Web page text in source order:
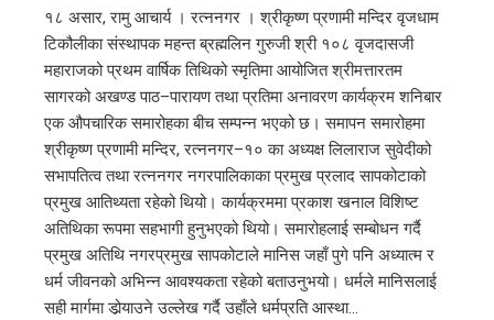
१८ असार, रामु आचार्य । रत्ननगर । श्रीकृष्ण प्रणामी मन्दिर वृजधाम
टिकौलीका संस्थापक महन्त ब्रह्मलिन गुरुजी श्री १०८ वृजदासजी
महाराजको प्रथम वार्षिक तिथिको स्मृतिमा आयोजित श्रीमत्तारतम
सागरको अखण्ड पाठ–पारायण तथा प्रतिमा अनावरण कार्यक्रम शनिबार
एक औपचारिक समारोहका बीच सम्पन्न भएको छ। समापन समारोहमा
श्रीकृष्ण प्रणामी मन्दिर, रत्ननगर–१० का अध्यक्ष लिलाराज सुवेदीको
सभापतित्व तथा रत्ननगर नगरपालिकाका प्रमुख प्रलाद सापकोटाको
प्रमुख आतिथ्यता रहेको थियो। कार्यक्रममा प्रकाश खनाल विशिष्ट
अतिथिका रूपमा सहभागी हुनुभएको थियो। समारोहलाई सम्बोधन गर्दै
प्रमुख अतिथि नगरप्रमुख सापकोटाले मानिस जहाँ पुगे पनि अध्यात्म र
धर्म जीवनको अभिन्न आवश्यकता रहेको बताउनुभयो। धर्मले मानिसलाई
सही मार्गमा डोर्‍याउने उल्लेख गर्दै उहाँले धर्मप्रति आस्था…